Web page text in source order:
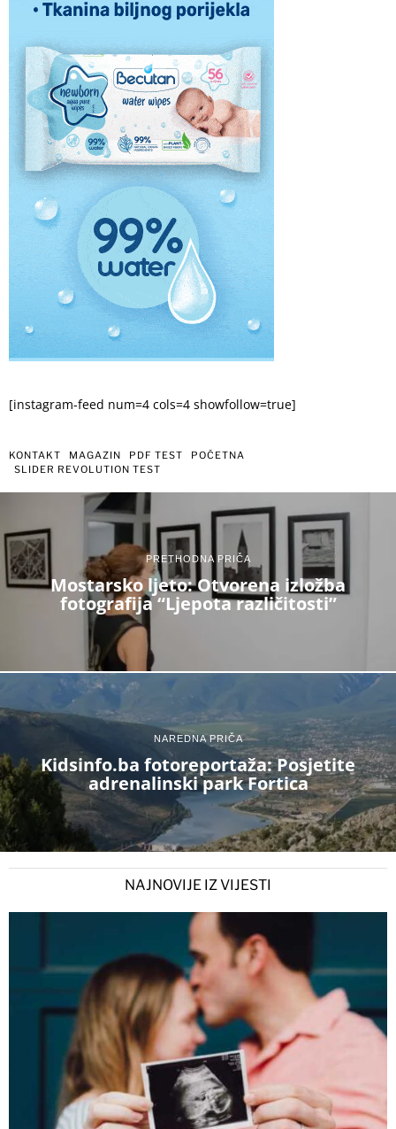
[instagram-feed num=4 cols=4 showfollow=true]
KONTAKT MAGAZIN PDF TEST
POČETNA
SLIDER REVOLUTION TEST
PRETHODNA PRIČA
Mostarsko ljeto: Otvorena izložba
fotografija “Ljepota različitosti”
NAREDNA PRIČA
Kidsinfo.ba fotoreportaža: Posjetite
adrenalinski park Fortica
NAJNOVIJE IZ VIJESTI